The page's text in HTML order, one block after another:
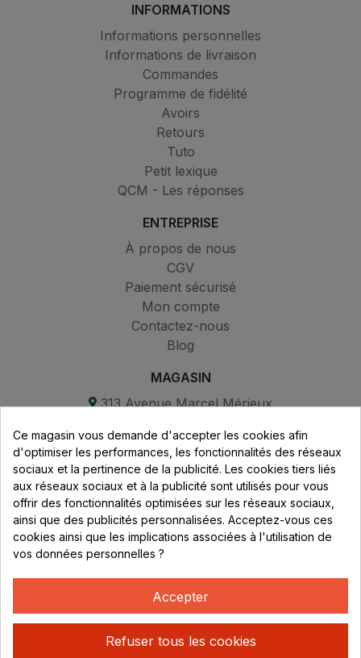
INFORMATIONS
Informations personnelles
Informations de livraison
Commandes
Programme de fidélité
Avoirs
Retours
Tuto
Petit lexique
QCM - Les réponses
ENTREPRISE
À propos de nous
CGV
Paiement sécurisé
Mon compte
Contactez-nous
Blog
MAGASIN
313 Avenue Marcel Mérieux
69530 Brignais
Lundi au vendredi :
8h - 16h
uniquement sur Rendez-vous
CONTACT
04 78 37 00 68
contact@rhonephilatelie.fr
Ce magasin vous demande d'accepter les cookies afin
d'optimiser les performances, les fonctionnalités des réseaux
sociaux et la pertinence de la publicité. Les cookies tiers liés
aux réseaux sociaux et à la publicité sont utilisés pour vous
offrir des fonctionnalités optimisées sur les réseaux sociaux,
ainsi que des publicités personnalisées. Acceptez-vous ces
cookies ainsi que les implications associées à l'utilisation de
vos données personnelles ?
Accepter
Refuser tous les cookies